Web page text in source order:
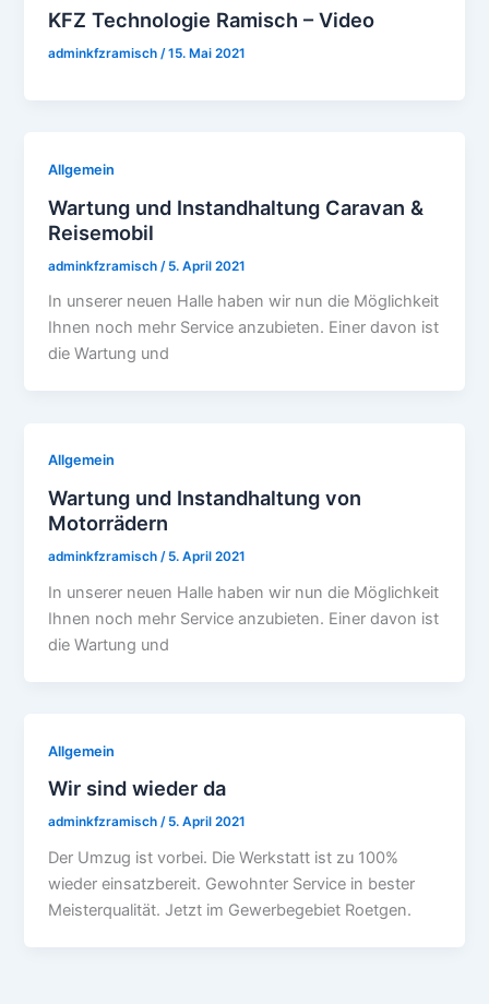
KFZ Technologie Ramisch – Video
adminkfzramisch/15. Mai 2021
Allgemein
Wartung und Instandhaltung Caravan &
Reisemobil
adminkfzramisch / 5. April 2021
In unserer neuen Halle haben wir nun die Möglichkeit
Ihnen noch mehr Service anzubieten. Einer davon ist
die Wartung und
Allgemein
Wartung und Instandhaltung von
Motorrädern
adminkfzramisch/ 5. April 2021
In unserer neuen Halle haben wir nun die Möglichkeit
Ihnen noch mehr Service anzubieten. Einer davon ist
die Wartung und
Allgemein
Wir sind wieder da
adminkfzramisch/ 5. April 2021
Der Umzug ist vorbei. Die Werkstatt ist zu 100%
wieder einsatzbereit. Gewohnter Service in bester
Meisterqualität. Jetzt im Gewerbegebiet Roetgen.